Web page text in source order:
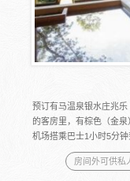
预订有马温泉银水庄兆
的客房里，有棕色（金
机场搭乘巴士1小时5分
房间外可供私